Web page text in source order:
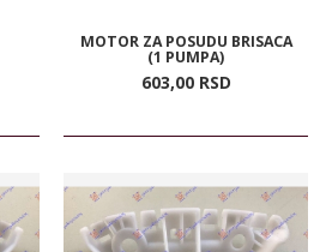
MOTOR ZA POSUDU BRISACA
(1 PUMPA)
603,00 RSD